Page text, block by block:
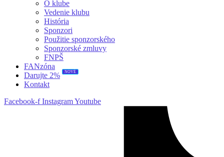
O klube
Vedenie klubu
História
Sponzori
Použitie sponzorského
Sponzorské zmluvy
FNPŠ
FANzóna
Darujte 2%
NOVÉ
Kontakt
Facebook-f InstagramYoutube